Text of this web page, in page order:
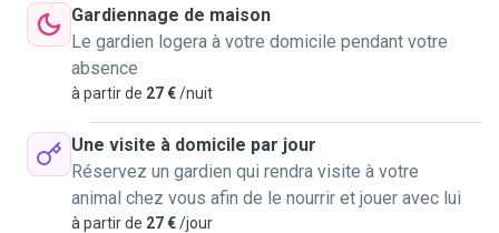
Gardiennage de maison
Le gardien logera à votre domicile pendant votre
absence
à partir de 27 €/nuit
Une visite à domicile par jour
Réservez un gardien qui rendra visite à votre
animal chez vous afin de le nourrir et jouer avec lui
à partir de 27 €/jour